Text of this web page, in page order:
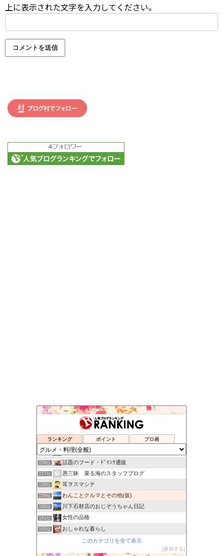
上に表示された文字を入力してください。
ランキング ポイント ブロ画
skog BLOG
ネットでショッピングは本当にお得か？
154位 Secret Box of OZ
155位 吉野サクラの楽しくいこう！
156位 話題のフード・ﾄﾞﾘﾝｸ通販
157位 愚三昧 菜る海のスタッフブログ
158位 耳ヲスマシテ
159位 わんことクルマとその他(仮)
160位 川下石材店のおじぞうちゃん日記
161位 女性の品格
162位 おしゃれな暮らし
JUJU TOWN
このカテゴリを全て表示
参加する